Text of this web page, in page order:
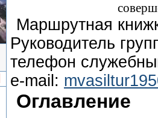
Маршрутная
Руководитель
телефон
e-mail:
Оглавление